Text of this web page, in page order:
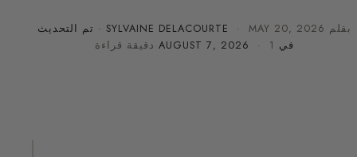
بقلم SYLVAINE DELACOURTE ·MAY 20, 2026
· تم التحديث
في
AUGUST 7, 2026 · 1 دقيقة قراءة